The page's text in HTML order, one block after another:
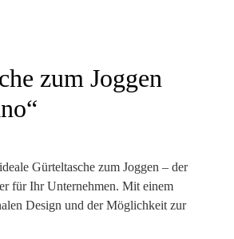
zum Joggen
Gürteltasche zum Joggen – der
für Ihr Unternehmen. Mit einem
Design und der Möglichkeit zur
wird diese Tasche Ihr